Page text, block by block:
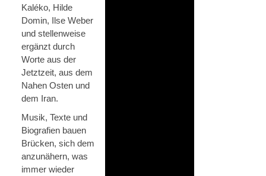
Kaléko, Hilde
Domin, Ilse Weber
und stellenweise
ergänzt durch
Worte aus der
Jetztzeit, aus dem
Nahen Osten und
dem Iran.
Musik, Texte und
Biografien bauen
Brücken, sich dem
anzunähern, was
immer wieder